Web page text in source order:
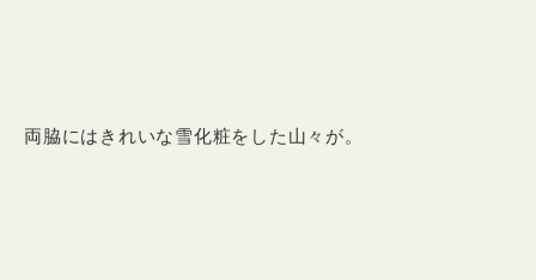
両脇にはきれいな雪化粧をした山々が。